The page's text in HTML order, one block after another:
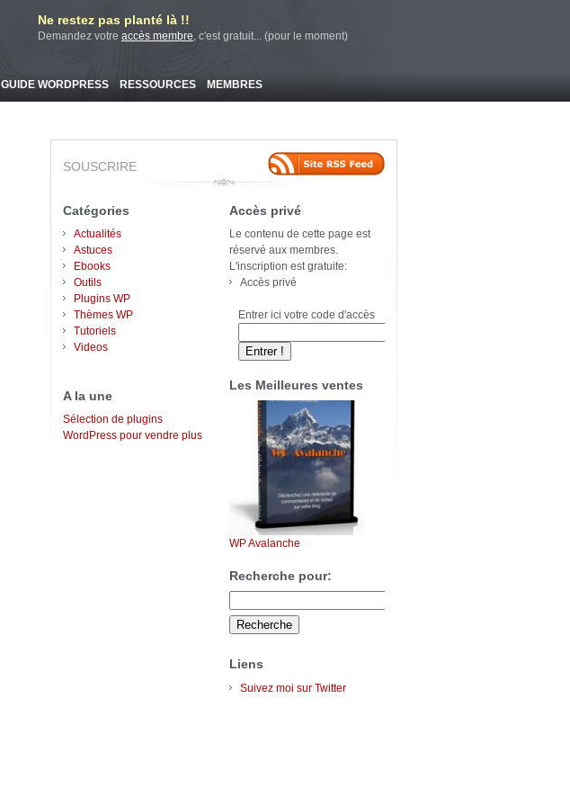
Ne restez pas planté là !!
Demandez votre accès membre, c'est gratuit... (pour le moment)
GUIDE WORDPRESS RESSOURCES MEMBRES
SOUSCRIRE
Catégories
Actualités
Astuces
Ebooks
Outils
Plugins WP
Thèmes WP
Tutoriels
Videos
A la une
Sélection de plugins
WordPress pour vendre plus
Accès privé
Le contenu de cette page est
réservé aux membres.
L'inscription est gratuite:
Accès privé
Entrer ici votre code d'accès
Les Meilleures ventes
WP Avalanche
Recherche pour:
Liens
Suivez moi sur Twitter